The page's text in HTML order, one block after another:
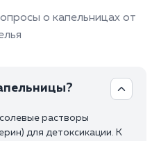
о капельницах от
растворы
для детоксикации. К